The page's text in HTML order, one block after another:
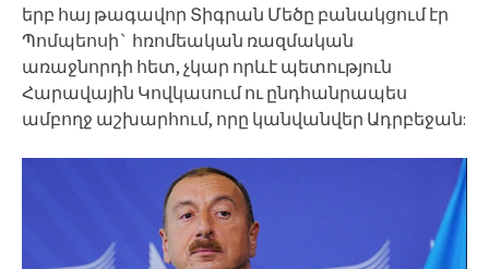
երբ հայ թագավոր Տիգրան Մեծը բանակցում էր
Պոմպեոսի` հռոմեական ռազմական
առաջնորդի հետ, չկար որևէ պետություն
Հարավային Կովկասում ու ընդհանրապես
ամբողջ աշխարհում, որը կանվանվեր Ադրբեջան: